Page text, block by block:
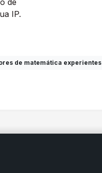
de
IP.
de matemática experientes